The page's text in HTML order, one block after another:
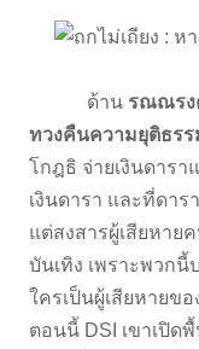
ด้าน รณณรง
ทวงคืนความยุติธร
โกฎธิ จ่ายเงินดารา
เงินดารา และที่ดาร
แต่สงสารผู้เสียหาย
บันเทิง เพราะพวกนี้
ใครเป็นผู้เสียหายข
ตอนนี้ DSI เขาเปิด